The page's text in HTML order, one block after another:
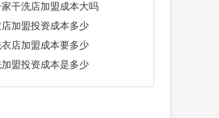
干洗店加盟成本大吗
加盟投资成本多少
店加盟成本要多少
盟投资成本是多少